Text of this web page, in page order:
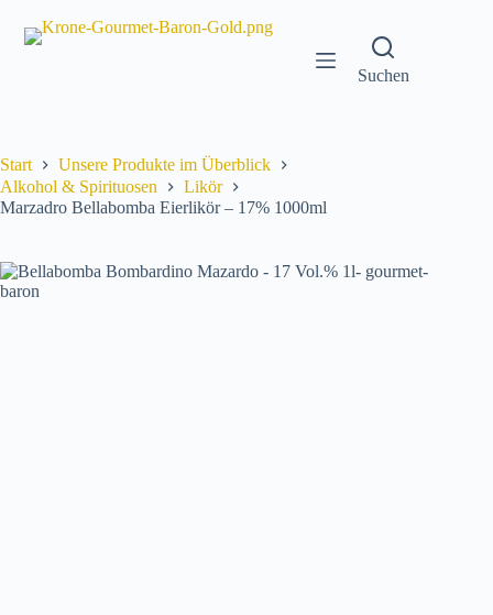
Inhalt
springen
Suchen
Start
Unsere Produkte im Überblick
Alkohol & Spirituosen
Likör
Marzadro Bellabomba Eierlikör – 17% 1000ml